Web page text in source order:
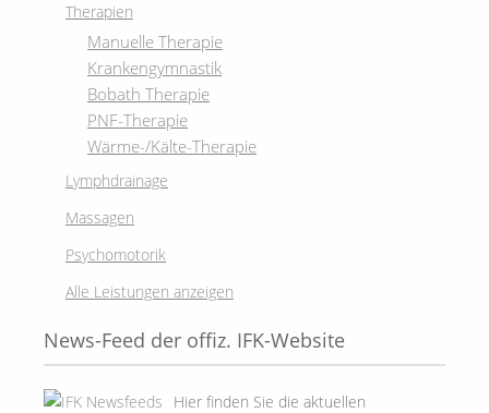
Therapien
Manuelle Therapie
Krankengymnastik
Bobath Therapie
PNF-Therapie
Wärme-/Kälte-Therapie
Lymphdrainage
Massagen
Psychomotorik
Alle Leistungen anzeigen
News-Feed der offiz. IFK-Website
Hier finden Sie die aktuellen